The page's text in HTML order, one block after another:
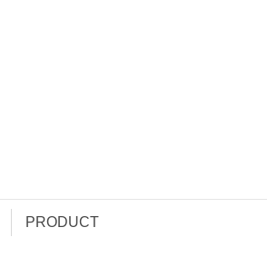
PRODUCT